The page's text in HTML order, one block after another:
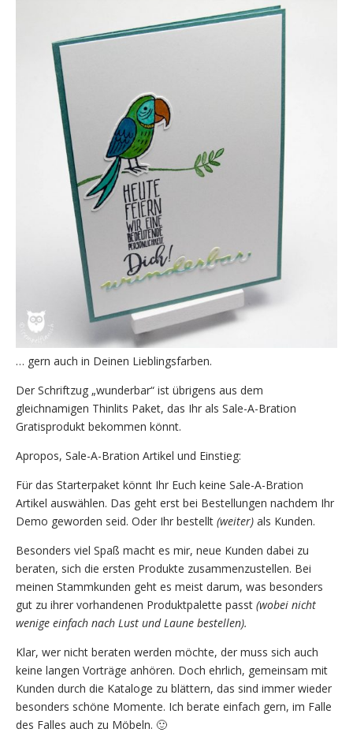
… gern auch in Deinen Lieblingsfarben.
Der Schriftzug „wunderbar“ ist übrigens aus dem
gleichnamigen Thinlits Paket, das Ihr als Sale-A-Bration
Gratisprodukt bekommen könnt.
Apropos, Sale-A-Bration Artikel und Einstieg:
Für das Starterpaket könnt Ihr Euch keine Sale-A-Bration
Artikel auswählen. Das geht erst bei Bestellungen nachdem Ihr
Demo geworden seid. Oder Ihr bestellt (weiter) als Kunden.
Besonders viel Spaß macht es mir, neue Kunden dabei zu
beraten, sich die ersten Produkte zusammenzustellen. Bei
meinen Stammkunden geht es meist darum, was besonders
gut zu ihrer vorhandenen Produktpalette passt (wobei nicht
wenige einfach nach Lust und Laune bestellen).
Klar, wer nicht beraten werden möchte, der muss sich auch
keine langen Vorträge anhören. Doch ehrlich, gemeinsam mit
Kunden durch die Kataloge zu blättern, das sind immer wieder
besonders schöne Momente. Ich berate einfach gern, im Falle
des Falles auch zu Möbeln. 🙂